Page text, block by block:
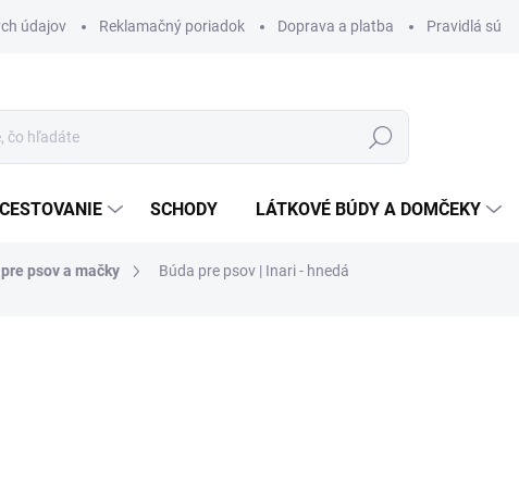
údajov Reklamačný poriadok Doprava a platba Pravidlá súťaží
Hľadať
CESTOVANIE SCHODY LÁTKOVÉ BÚDY A DOMČEKY
psov a mačky Búda pre psov | Inari - hnedá